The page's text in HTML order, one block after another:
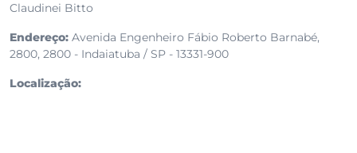
Claudinei Bitto
Endereço: Avenida Engenheiro Fábio Roberto Barnabé,
2800, 2800 - Indaiatuba / SP - 13331-900
Localização: